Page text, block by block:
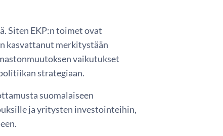
Siten EKP:n toimet ovat
kasvattanut merkitystään
vaikutukset
strategiaan.
suomalaiseen
ja yritysten investointeihin,